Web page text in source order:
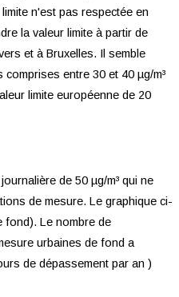
n'est pas respectée en
la valeur limite à partir de
et à Bruxelles. Il semble
entre 30 et 40 µg/m³
limite européenne de 20
de 50 µg/m³ qui ne
de mesure. Le graphique ci-
fond). Le nombre de
urbaines de fond a
de dépassement par an )